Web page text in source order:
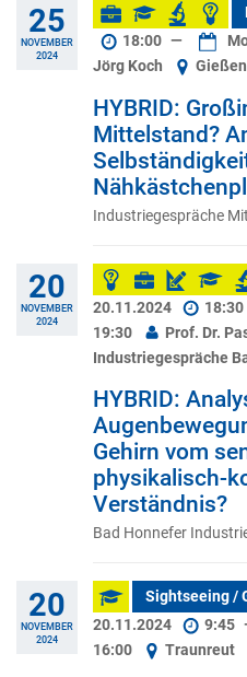
25
NOVEMBER
2024
18:00 —
Jörg Koch
Gießen
HYBRID:
Mittelstand?
Industriegespräche
20
NOVEMBER
2024
20.11.2024
18:30
19:30
Prof. Dr.
Industriegespräche
HYBRID:
Gehirn vom
physikalisch-
Verständnis?
Bad Honnefer
20
NOVEMBER
2024
Sightseeing /
20.11.2024
9:45
16:00
Traunreut